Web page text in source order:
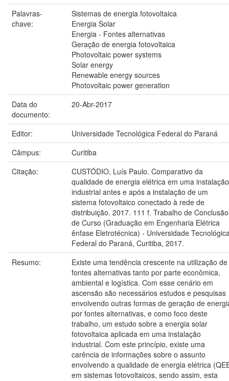
Palavras-
chave:
Sistemas de energia fotovoltaica
Energia Solar
Energia - Fontes alternativas
Geração de energia fotovoltaica
Photovoltaic power systems
Solar energy
Renewable energy sources
Photovoltaic power generation
Data do
documento:
20-Abr-2017
Editor:
Universidade Tecnológica Federal do Paraná
Câmpus:
Curitiba
Citação:
CUSTÓDIO, Luís Paulo. Comparativo da
qualidade de energia elétrica em uma instalação
industrial antes e após a instalação de um
sistema fotovoltaico conectado à rede de
distribuição. 2017. 111 f. Trabalho de Conclusão
de Curso (Graduação em Engenharia Elétrica
ênfase Eletrotécnica) - Universidade
Federal do Paraná, Curitiba, 2017.
Resumo:
Existe uma tendência crescente na utilização de
fontes alternativas tanto por parte econômica,
ambiental e logística. Com esse cenário em
ascensão são necessários estudos e pesquisas
envolvendo outras formas de geração de
por fontes alternativas, e como foco deste
trabalho, um estudo sobre a energia solar
fotovoltaica aplicada em uma instalação
industrial. Com este princípio, existe uma
carência de informações sobre o assunto
envolvendo a qualidade de energia elétrica
em sistemas fotovoltaicos, sendo assim, esta